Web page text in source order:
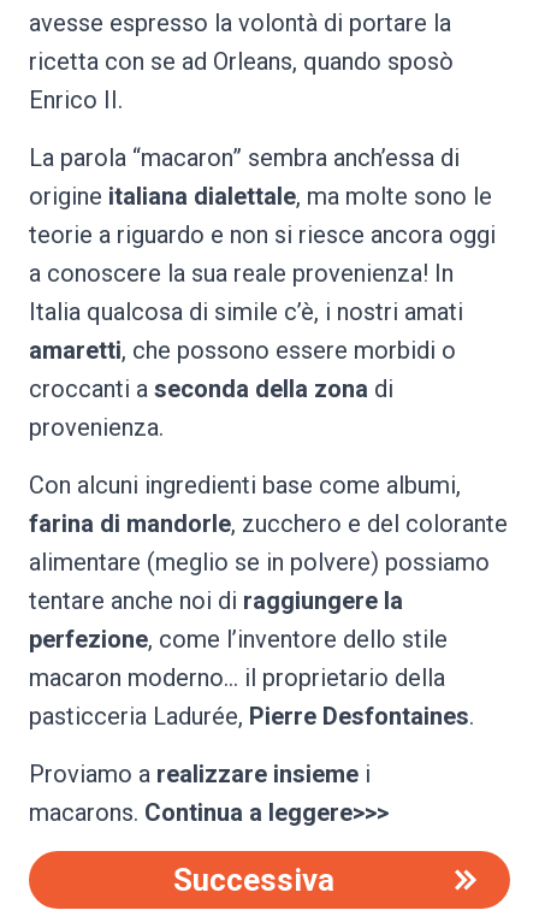
avesse espresso la volontà di portare la
ricetta con se ad Orleans, quando sposò
Enrico II.
La parola “macaron” sembra anch’essa di
origine italiana dialettale, ma molte sono le
teorie a riguardo e non si riesce ancora oggi
a conoscere la sua reale provenienza! In
Italia qualcosa di simile c’è, i nostri amati
amaretti, che possono essere morbidi o
croccanti a seconda della zona di
provenienza.
Con alcuni ingredienti base come albumi,
farina di mandorle, zucchero e del colorante
alimentare (meglio se in polvere) possiamo
tentare anche noi di raggiungere la
perfezione, come l’inventore dello stile
macaron moderno… il proprietario della
pasticceria Ladurée, Pierre Desfontaines.
Proviamo a realizzare insieme i
macarons. Continua a leggere>>>
Successiva